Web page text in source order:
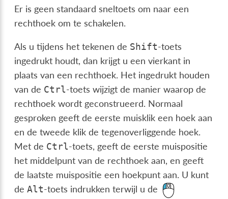
Er is geen standaard sneltoets om naar een
rechthoek om te schakelen.
Als u tijdens het tekenen de Shift-toets
ingedrukt houdt, dan krijgt u een vierkant in
plaats van een rechthoek. Het ingedrukt houden
van de Ctrl-toets wijzigt de manier waarop de
rechthoek wordt geconstrueerd. Normaal
gesproken geeft de eerste muisklik een hoek aan
en de tweede klik de tegenoverliggende hoek.
Met de Ctrl-toets, geeft de eerste muispositie
het middelpunt van de rechthoek aan, en geeft
de laatste muispositie een hoekpunt aan. U kunt
deAlt-toets indrukken terwijl u de